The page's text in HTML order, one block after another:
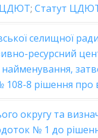
ЦДЮТ; Статут
селищної
ресурсний
найменування,
108-8 рішення про
округу та
№ 1 до